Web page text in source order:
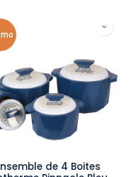
de 4 Boites